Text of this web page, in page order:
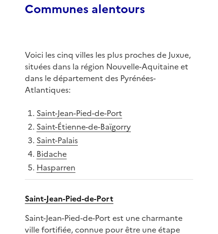
Communes alentours
Voici les cinq villes les plus proches de Juxue,
situées dans la région Nouvelle-Aquitaine et
dans le département des Pyrénées-
Atlantiques:
Saint-Jean-Pied-de-Port
Saint-Étienne-de-Baïgorry
Saint-Palais
Bidache
Hasparren
Saint-Jean-Pied-de-Port
Saint-Jean-Pied-de-Port est une charmante
ville fortifiée, connue pour être une étape